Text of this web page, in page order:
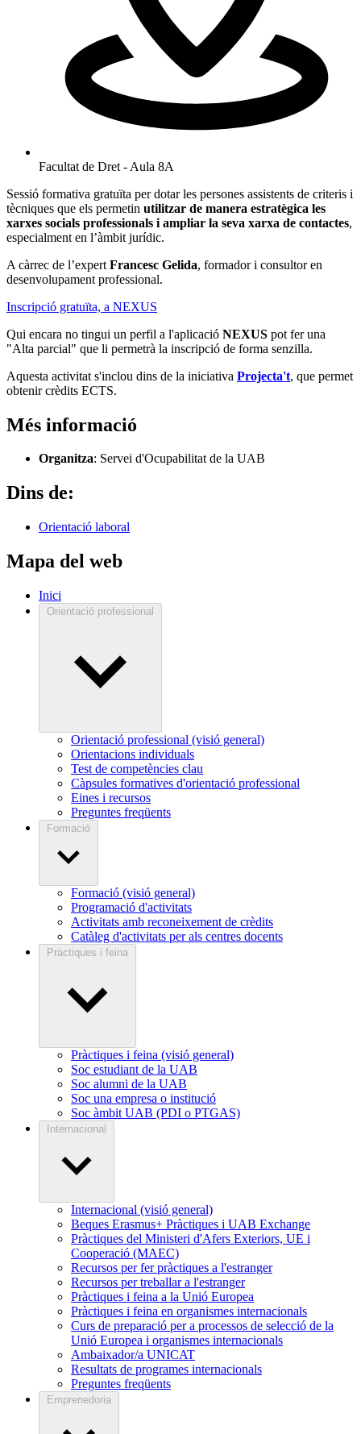
Facultat de Dret - Aula 8A
Sessió formativa gratuïta per dotar les persones assistents de criteris i
tècniques que els permetin utilitzar de manera estratègica les
xarxes socials professionals i ampliar la seva xarxa de contactes,
especialment en l’àmbit jurídic.
A càrrec de l’expert Francesc Gelida, formador i consultor en
desenvolupament professional.
Inscripció gratuïta, a NEXUS
Qui encara no tingui un perfil a l'aplicació NEXUS pot fer una
"Alta parcial" que li permetrà la inscripció de forma senzilla.
Aquesta activitat s'inclou dins de la iniciativa Projecta't, que permet
obtenir crèdits ECTS.
Més informació
Organitza: Servei d'Ocupabilitat de la UAB
Dins de:
Orientació laboral
Mapa del web
Inici
Orientació professional
Orientació professional (visió general)
Orientacions individuals
Test de competències clau
Càpsules formatives d'orientació professional
Eines i recursos
Preguntes freqüents
Formació
Formació (visió general)
Programació d'activitats
Activitats amb reconeixement de crèdits
Catàleg d'activitats per als centres docents
Pràctiques i feina
Pràctiques i feina (visió general)
Soc estudiant de la UAB
Soc alumni de la UAB
Soc una empresa o institució
Soc àmbit UAB (PDI o PTGAS)
Internacional
Internacional (visió general)
Beques Erasmus+ Pràctiques i UAB Exchange
Pràctiques del Ministeri d'Afers Exteriors, UE i
Cooperació (MAEC)
Recursos per fer pràctiques a l'estranger
Recursos per treballar a l'estranger
Pràctiques i feina a la Unió Europea
Pràctiques i feina en organismes internacionals
Curs de preparació per a processos de selecció de la
Unió Europea i organismes internacionals
Ambaixador/a UNICAT
Resultats de programes internacionals
Preguntes freqüents
Emprenedoria